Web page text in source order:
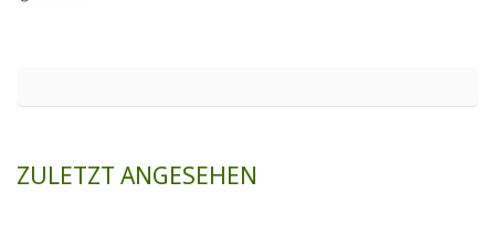
ZULETZT ANGESEHEN